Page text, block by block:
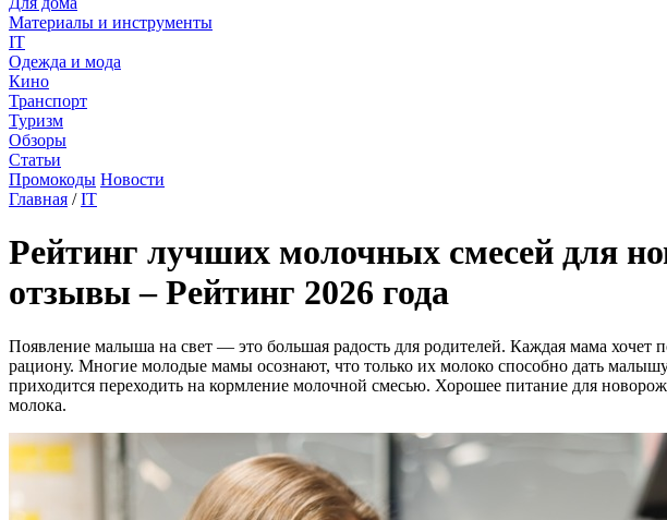
Материалы и инструменты
IT
Одежда и мода
Кино
Транспорт
Туризм
Обзоры
Статьи
Промокоды Новости
Главная /IT
Рейтинг лучших молочных смесей для
отзывы – Рейтинг 2026 года
Появление малыша на свет — это большая радость для родителей. Каждая мама хочет
рациону. Многие молодые мамы осознают, что только их молоко способно дать
приходится переходить на кормление молочной смесью. Хорошее питание для
молока.